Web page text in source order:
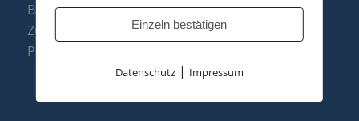
Baugruppen
Zubehör & Ersatzteile
Produktzusammenfassung
Einzeln bestätigen
Datenschutz| Impressum